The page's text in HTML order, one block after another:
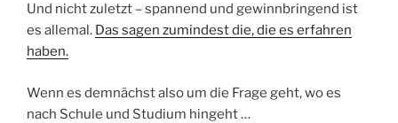
Und nicht zuletzt – spannend und gewinnbringend ist
es allemal. Das sagen zumindest die, die es erfahren
haben.
Wenn es demnächst also um die Frage geht, wo es
nach Schule und Studium hingeht …